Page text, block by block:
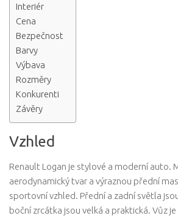
Interiér
Cena
Bezpečnost
Barvy
Výbava
Rozměry
Konkurenti
Závěry
Vzhled
Renault Logan je stylové a moderní auto.
aerodynamický tvar a výraznou přední
sportovní vzhled. Přední a zadní světla
boční zrcátka jsou velká a praktická. Vůz